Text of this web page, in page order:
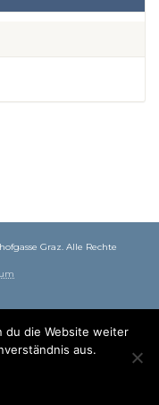
Graz. Alle Rechte
du die Website weiter
aus.